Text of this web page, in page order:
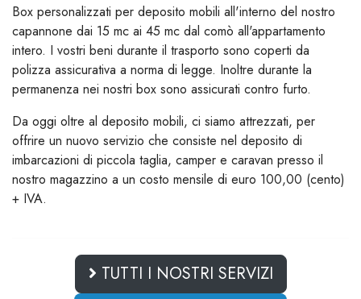
Box personalizzati per deposito mobili all'interno del nostro
capannone dai 15 mc ai 45 mc dal comò all'appartamento
intero. I vostri beni durante il trasporto sono coperti da
polizza assicurativa a norma di legge. Inoltre durante la
permanenza nei nostri box sono assicurati contro furto.
Da oggi oltre al deposito mobili, ci siamo attrezzati, per
offrire un nuovo servizio che consiste nel deposito di
imbarcazioni di piccola taglia, camper e caravan presso il
nostro magazzino a un costo mensile di euro 100,00 (cento)
+ IVA.
TUTTI I NOSTRI SERVIZI